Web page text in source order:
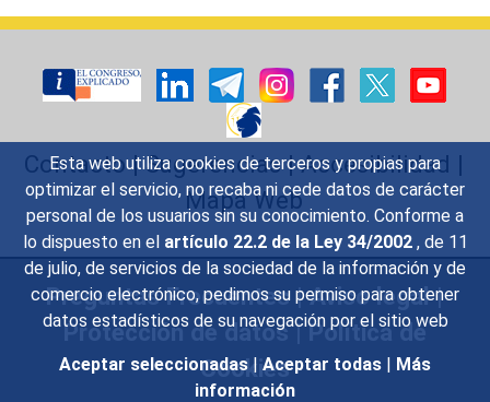
Esta web utiliza cookies de terceros y propias para
optimizar el servicio, no recaba ni cede datos de carácter
personal de los usuarios sin su conocimiento. Conforme a
lo dispuesto en el artículo 22.2 de la Ley 34/2002 , de 11
de julio, de servicios de la sociedad de la información y de
comercio electrónico, pedimos su permiso para obtener
datos estadísticos de su navegación por el sitio web
Aceptar seleccionadas | Aceptar todas | Más
información
Contacto|Sugerencias|Accesibilidad |
Mapa Web
Preguntas Frecuentes|Aviso legal|
Protección de datos|Política de
Cookies